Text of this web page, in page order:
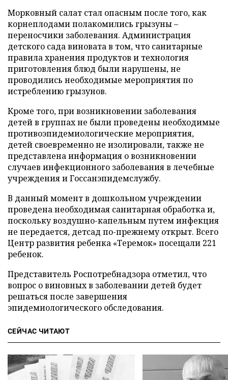
Морковный салат стал опасным после того, как
корнеплодами полакомились грызуны –
переносчики заболевания. Администрация
детского сада виновата в том, что санитарные
правила хранения продуктов и технология
приготовления блюд были нарушены, не
проводились необходимые мероприятия по
истреблению грызунов.
Кроме того, при возникновении заболевания
детей в группах не были проведены необходимые
противоэпидемиологические мероприятия,
детей своевременно не изолировали, также не
представлена информация о возникновении
случаев инфекционного заболевания в лечебные
учреждения и Госсанэпидемслужбу.
В данный момент в дошкольном учреждении
проведена необходимая санитарная обработка и,
поскольку воздушно-капельным путем инфекция
не передается, детсад по-прежнему открыт. Всего
Центр развития ребенка «Теремок» посещали 221
ребенок.
Представитель Роспотребнадзора отметил, что
вопрос о виновных в заболевании детей будет
решаться после завершения
эпидемиологического обследования.
СЕЙЧАС ЧИТАЮТ